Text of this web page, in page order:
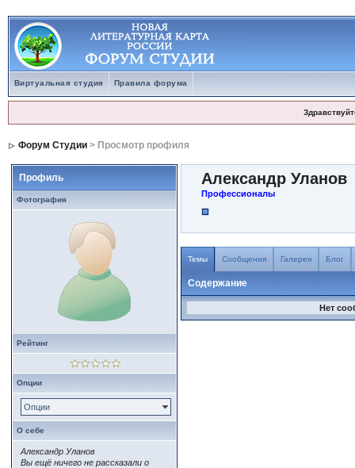
Виртуальная студия Правила форума
Форум Студии> Просмотр профиля
Профиль
Фотография
Рейтинг
Опции
Опции
О себе
Александр Уланов
Вы ещё ничего не рассказали о
Александр Уланов
Профессионалы
Темы Сообщения Галерея Блог
Содержание
Нет